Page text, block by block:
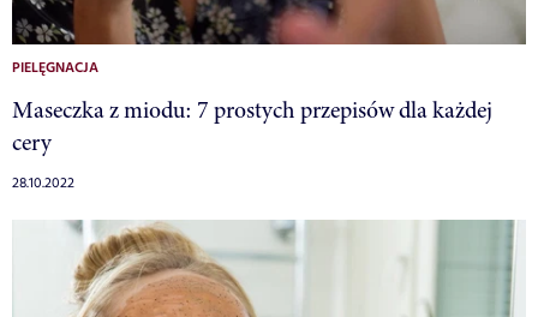
PIELĘGNACJA
Maseczka z miodu: 7 prostych przepisów dla każdej
cery
28.10.2022